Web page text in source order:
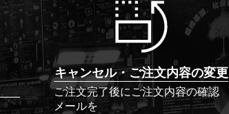
キャンセル・ご注文内容の変更
ご注文完了後にご注文内容の確認
メールを